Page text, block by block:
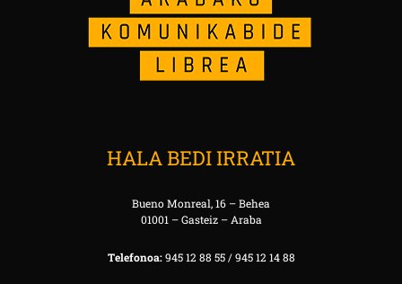
HALA BEDI IRRATIA
Bueno Monreal, 16 – Behea
01001 – Gasteiz – Araba
Telefonoa:945 12 88 55 / 945 12 14 88